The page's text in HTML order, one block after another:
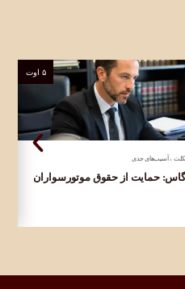
۵ اوت
،آسیب‌های جدی
حمایت از حقوق موتورسواران